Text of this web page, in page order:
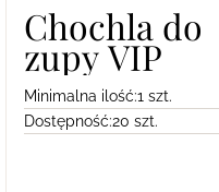
Chochla do
zupy VIP
Minimalna ilość:1 szt.
Dostępność:20 szt.